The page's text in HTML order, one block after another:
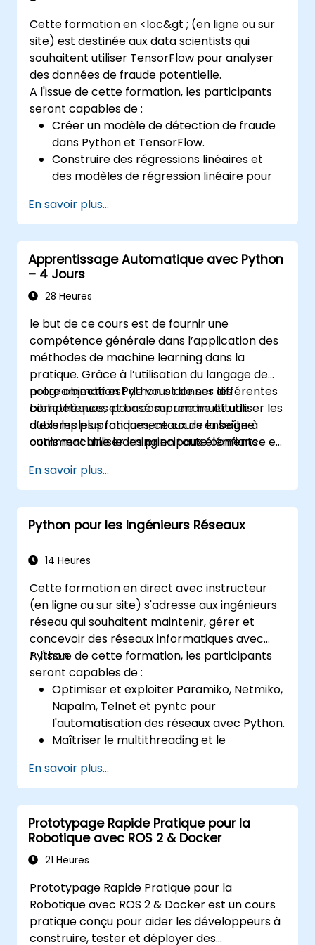
Implémenter la sécurité et
l'authentification dans les API en utilisant
les outils FastAPI.
Construire des images conteneur et
déployer des API web sur un serveur
cloud.
Cette formation en <loc&gt ; (en ligne ou sur
site) est destinée aux data scientists qui
souhaitent utiliser TensorFlow pour analyser
des données de fraude potentielle.
A l'issue de cette formation, les participants
seront capables de :
Créer un modèle de détection de fraude
dans Python et TensorFlow.
Construire des régressions linéaires et
des modèles de régression linéaire pour
Développer une application d'IA de bout
en bout pour l'analyse des données de
fraude.
En savoir plus...
Apprentissage Automatique avec Python
– 4 Jours
28 Heures
le but de ce cours est de fournir une
compétence générale dans l’application des
méthodes de machine learning dans la
pratique. Grâce à l’utilisation du langage de
programmation Python et de ses différentes
bibliothèques, et basé sur une multitude
d’exemples pratiques, ce cours enseigne
comment utiliser les principaux éléments
faire des décisions de modélisation de
données, interpréter les les sorties des
algorithmes et valider les résultats.
notre objectif est de vous donner les
compétences pour comprendre et utiliser les
outils les plus fondamentaux de la boîte à
outils machine learning en toute confiance et
Data sciences.
En savoir plus...
Python pour les Ingénieurs Réseaux
14 Heures
Cette formation en direct avec instructeur
(en ligne ou sur site) s'adresse aux ingénieurs
réseau qui souhaitent maintenir, gérer et
concevoir des réseaux informatiques avec
Python.
A l'issue de cette formation, les participants
seront capables de :
Optimiser et exploiter Paramiko, Netmiko,
Napalm, Telnet et pyntc pour
l'automatisation des réseaux avec Python.
Maîtriser le multithreading et le
réseaux.
Utiliser GNS3 et Python pour la
programmation réseau.
En savoir plus...
Prototypage Rapide Pratique pour la
Robotique avec ROS 2 & Docker
21 Heures
Prototypage Rapide Pratique pour la
Robotique avec ROS 2 & Docker est un cours
pratique conçu pour aider les développeurs à
construire, tester et déployer des